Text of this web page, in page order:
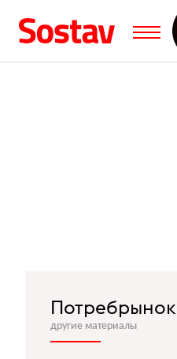
Потребрынок
другие материалы